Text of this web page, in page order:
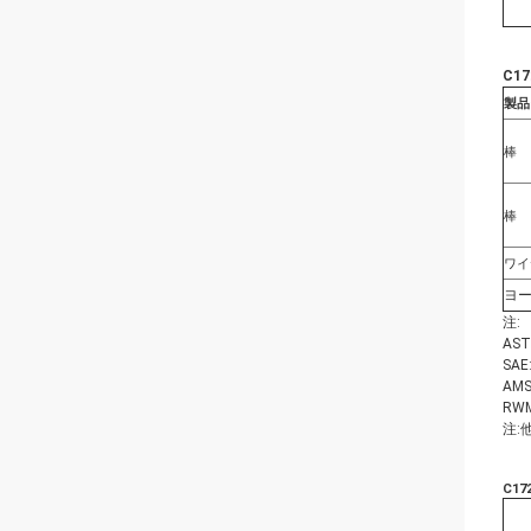
製
棒
棒
ワ
ヨ
注:
注: